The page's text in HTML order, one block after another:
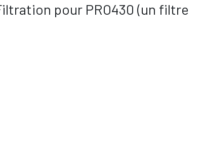
pour PRO430 (un filtre